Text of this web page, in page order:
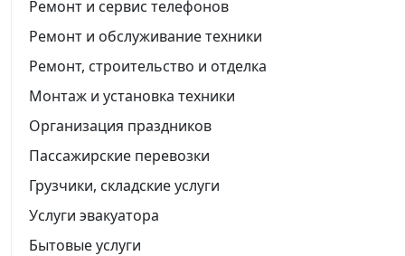
Ремонт и сервис телефонов
Ремонт и обслуживание техники
Ремонт, строительство и отделка
Монтаж и установка техники
Организация праздников
Пассажирские перевозки
Грузчики, складские услуги
Услуги эвакуатора
Бытовые услуги